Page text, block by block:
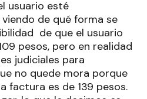
usuario esté
de qué forma se
de que el usuario
pesos, pero en realidad
judiciales para
no quede mora porque
factura es de 139 pesos.